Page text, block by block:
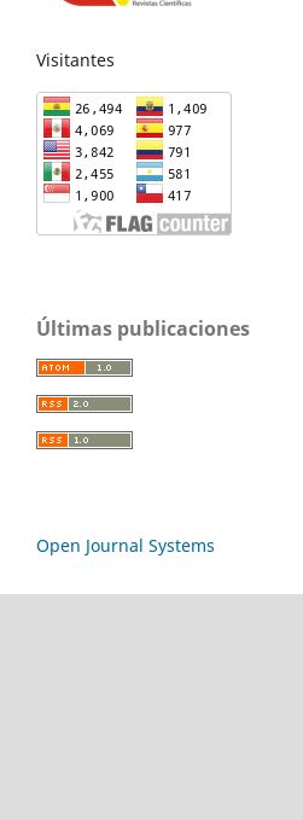
Visitantes
Últimas publicaciones
Open Journal Systems